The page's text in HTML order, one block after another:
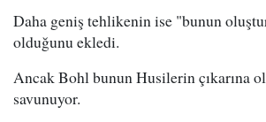
Daha geniş tehlikenin ise "bunun
olduğunu ekledi.
Ancak Bohl bunun Husilerin çıkarına
savunuyor.